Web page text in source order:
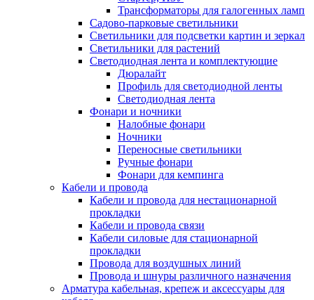
Трансформаторы для галогенных ламп
Садово-парковые светильники
Светильники для подсветки картин и зеркал
Светильники для растений
Светодиодная лента и комплектующие
Дюралайт
Профиль для светодиодной ленты
Светодиодная лента
Фонари и ночники
Налобные фонари
Ночники
Переносные светильники
Ручные фонари
Фонари для кемпинга
Кабели и провода
Кабели и провода для нестационарной
прокладки
Кабели и провода связи
Кабели силовые для стационарной
прокладки
Провода для воздушных линий
Провода и шнуры различного назначения
Арматура кабельная, крепеж и аксессуары для